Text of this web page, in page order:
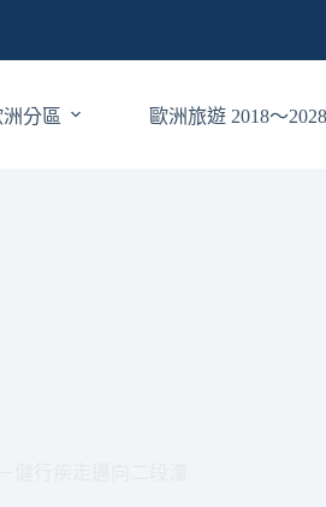
洲分區 歐洲旅遊 2018～2028